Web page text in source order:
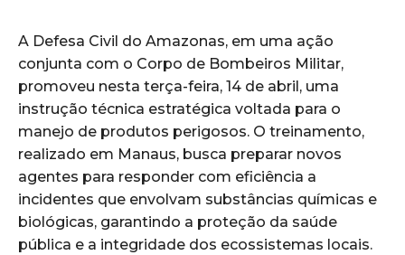
A Defesa Civil do Amazonas, em uma ação
conjunta com o Corpo de Bombeiros Militar,
promoveu nesta terça-feira, 14 de abril, uma
instrução técnica estratégica voltada para o
manejo de produtos perigosos. O treinamento,
realizado em Manaus, busca preparar novos
agentes para responder com eficiência a
incidentes que envolvam substâncias químicas e
biológicas, garantindo a proteção da saúde
pública e a integridade dos ecossistemas locais.